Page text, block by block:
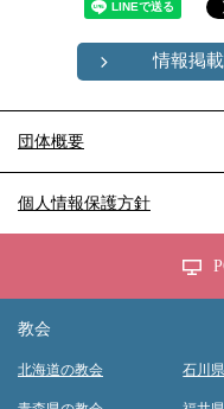
情報掲
団体概要
個人情報保護方針
教会
北海道の教会 石川